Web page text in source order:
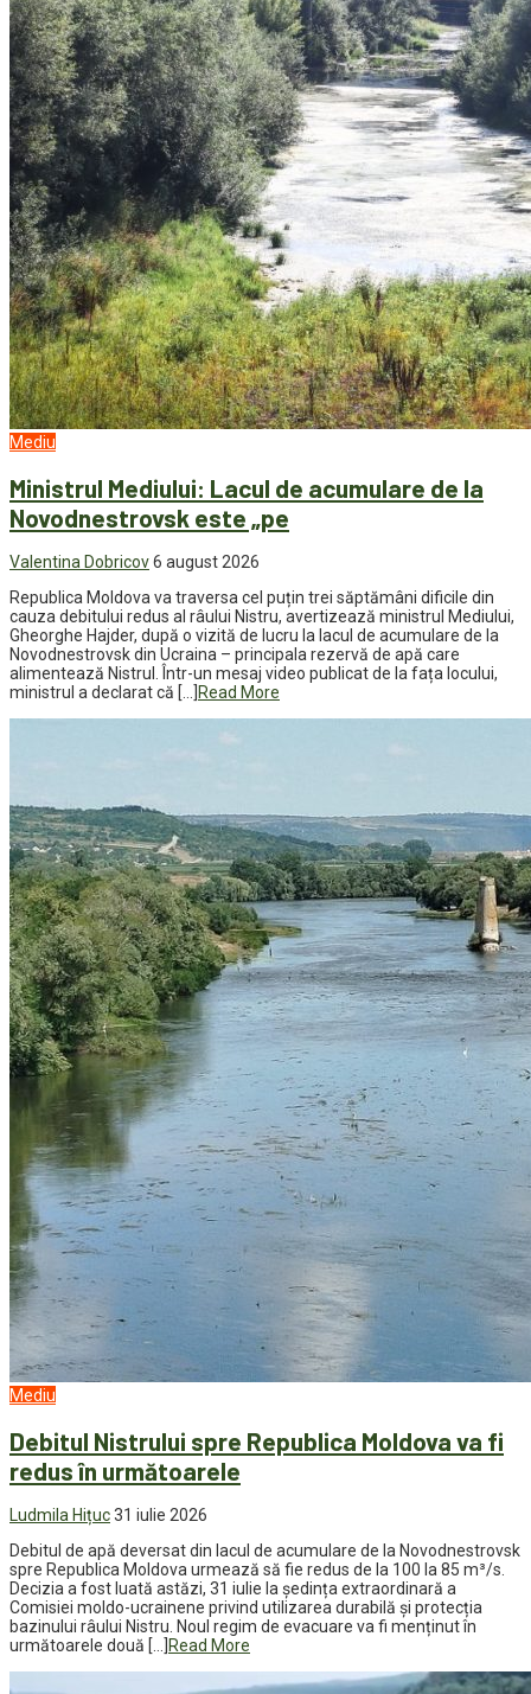
Mediu
Ministrul Mediului: Lacul de acumulare de la
Novodnestrovsk este „pe
Valentina Dobricov6 august 2026
Republica Moldova va traversa cel puțin trei săptămâni dificile din
cauza debitului redus al râului Nistru, avertizează ministrul Mediului,
Gheorghe Hajder, după o vizită de lucru la lacul de acumulare de la
Novodnestrovsk din Ucraina – principala rezervă de apă care
alimentează Nistrul. Într-un mesaj video publicat de la fața locului,
ministrul a declarat că […] Read More
Mediu
Debitul Nistrului spre Republica Moldova va fi
redus în următoarele
Ludmila Hițuc31 iulie 2026
Debitul de apă deversat din lacul de acumulare de la Novodnestrovsk
spre Republica Moldova urmează să fie redus de la 100 la 85 m³/s.
Decizia a fost luată astăzi, 31 iulie la ședința extraordinară a
Comisiei moldo-ucrainene privind utilizarea durabilă și protecția
bazinului râului Nistru. Noul regim de evacuare va fi menținut în
următoarele două […]
Read More